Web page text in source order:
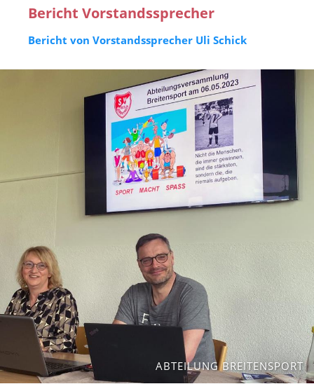
Bericht Vorstandssprecher
Bericht von Vorstandssprecher Uli Schick
ABTEILUNG BREITENSPORT